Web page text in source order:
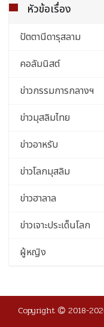
หัวข้อเรื่อง
ปัตตานีดารุสลาม
คอลัมนิสต์
ข่าวกรรมการกลางฯ
ข่าวมุสลิมไทย
ข่าวอาหรับ
ข่าวโลกมุสลิม
ข่าวฮาลาล
ข่าวเจาะประเด็นโลก
ผู้หญิง